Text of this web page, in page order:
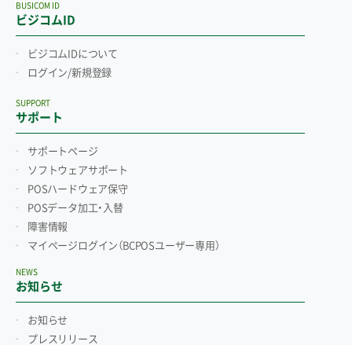
ビジコムID
BUSICOM ID
ビジコムIDについて
ログイン/新規登録
サポート
SUPPORT
サポートページ
ソフトウェアサポート
POSハードウェア保守
POSデータ加工・入替
障害情報
マイページログイン （BCPOSユーザー専用）
お知らせ
NEWS
お知らせ
プレスリリース